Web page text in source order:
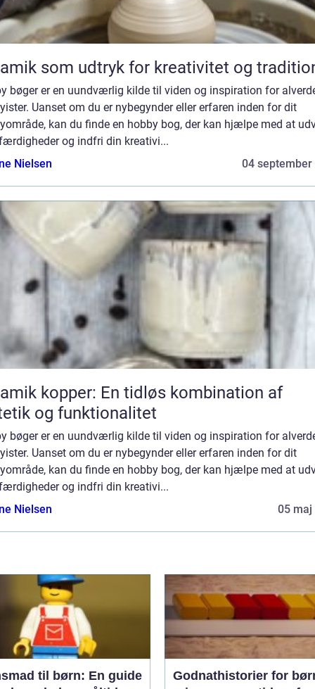
som udtryk for kreativitet og
bøger er en uundværlig kilde til viden og inspiration for
Uanset om du er nybegynder eller erfaren inden for dit
kan du finde en hobby bog, der kan hjælpe med at
og indfri din kreativi...
Nielsen
04 september
kopper: En tidløs kombination af
og funktionalitet
bøger er en uundværlig kilde til viden og inspiration for
Uanset om du er nybegynder eller erfaren inden for dit
kan du finde en hobby bog, der kan hjælpe med at
og indfri din kreativi...
Nielsen
05 maj
til børn: En guide
Godnathistorier for